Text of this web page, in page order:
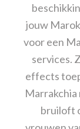
jouw
voor een
services.
effects
Marrakchia
bruiloft